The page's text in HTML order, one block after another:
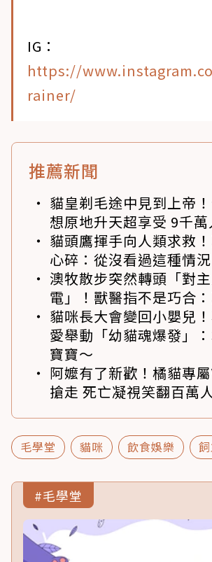
IG：
https://
rainer/
推薦新聞
貓皇剃毛途中見到上帝
想原地升天超享受 9千
貓頭鷹揮手向人類求救
心碎：從沒看過這種情況
澳牧散步突然轉頭「對
電」！獸醫指不是巧合
貓咪長大會變回小嬰兒
愛舉動「幼貓魂爆發」
寶寶～
阿嬤有了新歡！橘貓專
搶走 死亡凝視笑翻百萬
毛學堂 貓咪 飲食娛樂
#毛學堂